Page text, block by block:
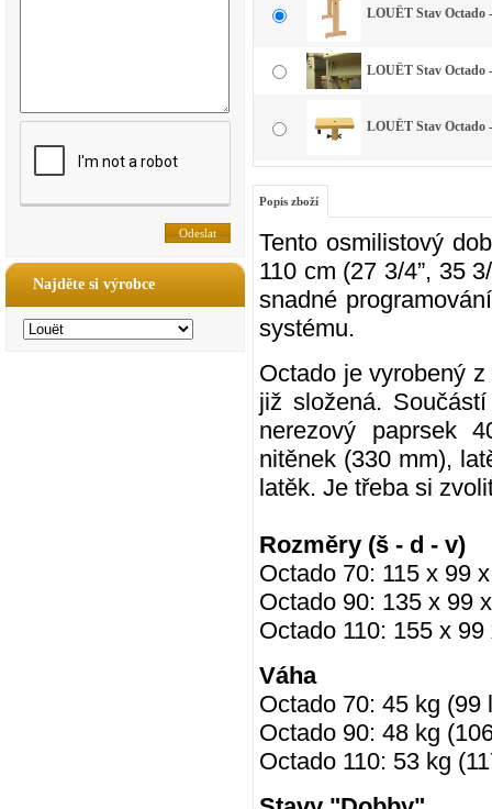
Najděte si výrobce
LOUËT Stav Octado
LOUËT Stav Octado
LOUËT Stav Octado
Popis zboží
Tento osmilistový
110 cm (27 3/4”, 35
snadné
systému.
Octado je vyrobený
již složená.
nerezový paprsek
nitěnek (330 mm),
latěk. Je třeba si
Rozměry (š - d - v)
Octado 70: 115 x 99
Octado 90: 135 x 99
Octado 110: 155 x 99
Váha
Octado 70: 45 kg (99
Octado 90: 48 kg
Octado 110: 53 kg